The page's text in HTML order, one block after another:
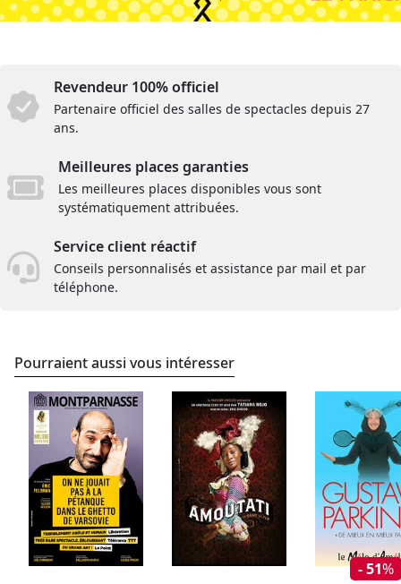
Revendeur 100% officiel
Partenaire officiel des salles de spectacles depuis 27
ans.
Meilleures places garanties
Les meilleures places disponibles vous sont
systématiquement attribuées.
Service client réactif
Conseils personnalisés et assistance par mail et par
téléphone.
Pourraient aussi vous intéresser
- 51%